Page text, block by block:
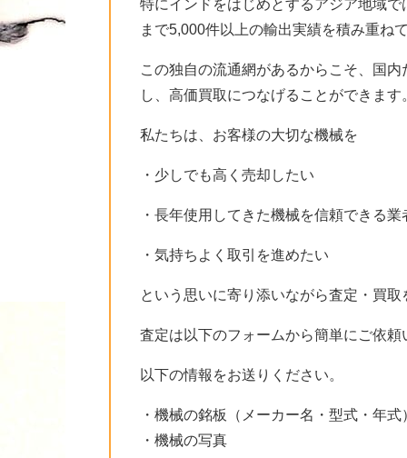
特にインドをはじめとするアジア地域
まで5,000件以上の輸出実績を積み重ね
この独自の流通網があるからこそ、国
し、高価買取につなげることができます
私たちは、お客様の大切な機械を
・少しでも高く売却したい
・長年使用してきた機械を信頼できる業
・気持ちよく取引を進めたい
という思いに寄り添いながら査定・買取
査定は以下のフォームから簡単にご依頼
以下の情報をお送りください。
・機械の銘板（メーカー名・型式・年式
・機械の写真